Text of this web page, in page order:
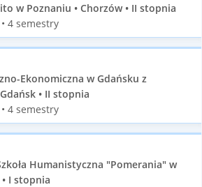
w Poznaniu • Chorzów • II stopnia
4 semestry
Ekonomiczna w Gdańsku z
• II stopnia
4 semestry
Humanistyczna "Pomerania" w
I stopnia